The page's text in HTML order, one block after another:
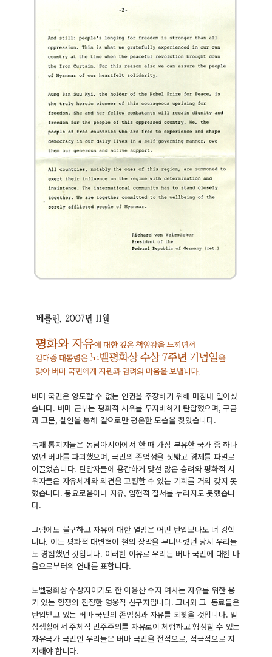
버마 국민은 양도할 수 없는 인권을 주장하기 위해 마침내 일어섰
습니다. 버마 군부는 평화적 시위를 무자비하게 탄압했으며, 구금
과 고문, 살인을 통해 겉으로만 평온한 모습을 찾았습니다.
독재 통치자들은 동남아시아에서 한 때 가장 부유한 국가 중 하나
였던 버마를 파괴했으며, 국민의 존엄성을 짓밟고 경제를 파멸로
이끌었습니다. 탄압자들에 용감하게 맞선 많은 승려와 평화적 시
위자들은 자유세계와 의견을 교환할 수 있는 기회를 거의 갖지 못
했습니다. 풍요로움이나 자유, 입헌적 질서를 누리지도 못했습니
다.
그럼에도 불구하고 자유에 대한 열망은 어떤 탄압보다도 더 강합
니다. 이는 평화적 대변혁이 철의 장막을 무너뜨렸던 당시 우리들
도 경험했던 것입니다. 이러한 이유로 우리는 버마 국민에 대한 마
음으로부터의 연대를 표합니다.
노벨평화상 수상자이기도 한 아웅산 수지 여사는 자유를 위한 용
기 있는 항쟁의 진정한 영웅적 선구자입니다. 그녀와 그 동료들은
탄압받고 있는 버마 국민의 존엄성과 자유를 되찾을 것입니다. 일
상생활에서 주체적 민주주의를 자유로이 체험하고 형성할 수 있는
자유국가 국민인 우리들은 버마 국민을 전적으로, 적극적으로 지
지해야 합니다.